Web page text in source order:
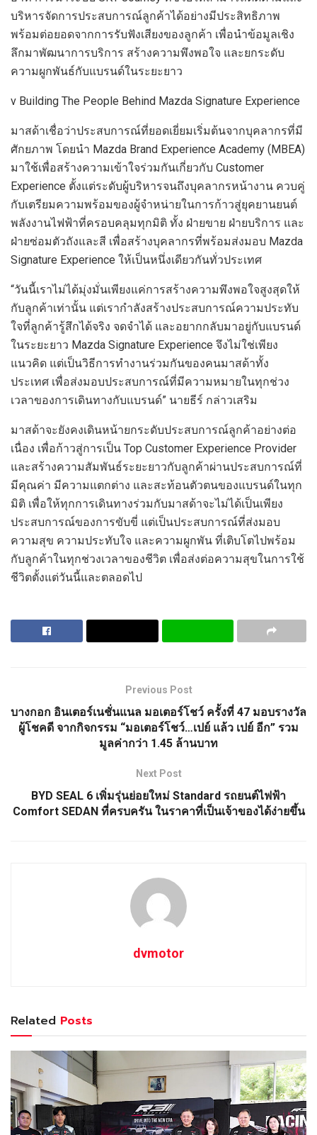
บริหารจัดการประสบการณ์ลูกค้าได้อย่างมีประสิทธิภาพ
พร้อมต่อยอดจากการรับฟังเสียงของลูกค้า เพื่อนำข้อมูลเชิง
ลึกมาพัฒนาการบริการ สร้างความพึงพอใจ และยกระดับ
ความผูกพันธ์กับแบรนด์ในระยะยาว
v Building The People Behind Mazda Signature Experience
มาสด้าเชื่อว่าประสบการณ์ที่ยอดเยี่ยมเริ่มต้นจากบุคลากรที่มี
ศักยภาพ โดยนำ Mazda Brand Experience Academy (MBEA)
มาใช้เพื่อสร้างความเข้าใจร่วมกันเกี่ยวกับ Customer
Experience ตั้งแต่ระดับผู้บริหารจนถึงบุคลากรหน้างาน ควบคู่
กับเตรียมความพร้อมของผู้จำหน่ายในการก้าวสู่ยุคยานยนต์
พลังงานไฟฟ้าที่ครอบคลุมทุกมิติ ทั้ง ฝ่ายขาย ฝ่ายบริการ และ
ฝ่ายซ่อมตัวถังและสี เพื่อสร้างบุคลากรที่พร้อมส่งมอบ Mazda
Signature Experience ให้เป็นหนึ่งเดียวกันทั่วประเทศ
“วันนี้เราไม่ได้มุ่งมั่นเพียงแค่การสร้างความพึงพอใจสูงสุดให้
กับลูกค้าเท่านั้น แต่เรากำลังสร้างประสบการณ์ความประทับ
ใจที่ลูกค้ารู้สึกได้จริง จดจำได้ และอยากกลับมาอยู่กับแบรนด์
ในระยะยาว Mazda Signature Experience จึงไม่ใช่เพียง
แนวคิด แต่เป็นวิธีการทำงานร่วมกันของคนมาสด้าทั้ง
ประเทศ เพื่อส่งมอบประสบการณ์ที่มีความหมายในทุกช่วง
เวลาของการเดินทางกับแบรนด์” นายธีร์ กล่าวเสริม
มาสด้าจะยังคงเดินหน้ายกระดับประสบการณ์ลูกค้าอย่างต่อ
เนื่อง เพื่อก้าวสู่การเป็น Top Customer Experience Provider
และสร้างความสัมพันธ์ระยะยาวกับลูกค้าผ่านประสบการณ์ที่
มีคุณค่า มีความแตกต่าง และสะท้อนตัวตนของแบรนด์ในทุก
มิติ เพื่อให้ทุกการเดินทางร่วมกับมาสด้าจะไม่ได้เป็นเพียง
ประสบการณ์ของการขับขี่ แต่เป็นประสบการณ์ที่ส่งมอบ
ความสุข ความประทับใจ และความผูกพัน ที่เติบโตไปพร้อม
กับลูกค้าในทุกช่วงเวลาของชีวิต เพื่อส่งต่อความสุขในการใช้
ชีวิตตั้งแต่วันนี้และตลอดไป
Previous Post
บางกอก อินเตอร์เนชั่นแนล มอเตอร์โชว์ ครั้งที่ 47 มอบรางวัล
ผู้โชคดี จากกิจกรรม “มอเตอร์โชว์…เปย์ แล้ว เปย์ อีก” รวม
มูลค่ากว่า 1.45 ล้านบาท
Next Post
BYD SEAL 6 เพิ่มรุ่นย่อยใหม่ Standard รถยนต์ไฟฟ้า
Comfort SEDAN ที่ครบครัน ในราคาที่เป็นเจ้าของได้ง่ายขึ้น
dvmotor
Related Posts